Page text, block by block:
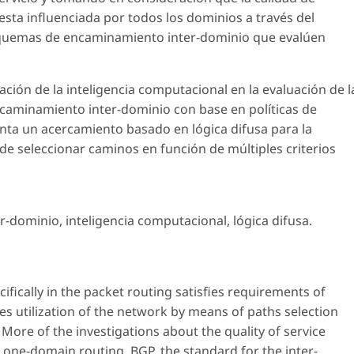
influenciada por todos los dominios a través del
de encaminamiento inter-dominio que evalúen
de la inteligencia computacional en la evaluación de
inter-dominio con base en políticas de
un acercamiento basado en lógica difusa para la
seleccionar caminos en función de múltiples criterios
dominio, inteligencia computacional, lógica difusa.
in the packet routing satisfies requirements of
utilization of the network by means of paths selection
of the investigations about the quality of service